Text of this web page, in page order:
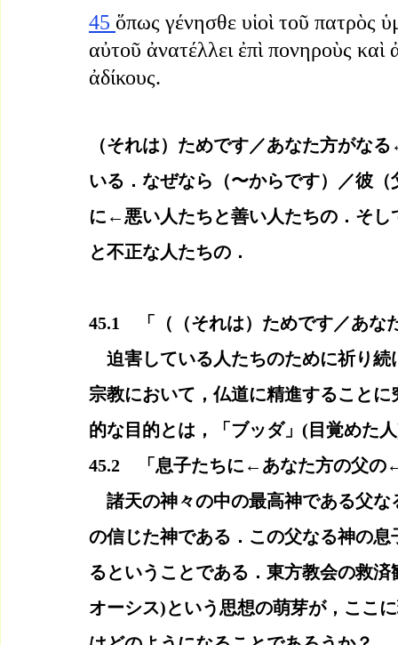
45 ὅπως γένησθε υἱοὶ τοῦ πατρὸς
αὐτοῦ ἀνατέλλει ἐπὶ πονηροὺς καὶ
ἀδίκους.
（それは）ためです／あなた方が
いる．なぜなら（〜からです）／彼
に←悪い人たちと善い人たちの．そ
と不正な人たちの．
45.1　「（（それは）ためです／あな
迫害している人たちのために祈り続
宗教において，仏道に精進すること
的な目的とは，「ブッダ」(目覚めた
45.2　「息子たちに←あなた方の父の
諸天の神々の中の最高神である父な
の信じた神である．この父なる神の
るということである．東方教会の救
オーシス)という思想の萌芽が，ここ